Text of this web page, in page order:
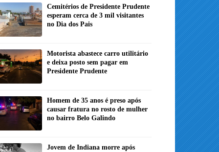
Cemitérios de Presidente Prudente
esperam cerca de 3 mil visitantes
no Dia dos Pais
Motorista abastece carro utilitário
e deixa posto sem pagar em
Presidente Prudente
Homem de 35 anos é preso após
causar fratura no rosto de mulher
no bairro Belo Galindo
Jovem de Indiana morre após